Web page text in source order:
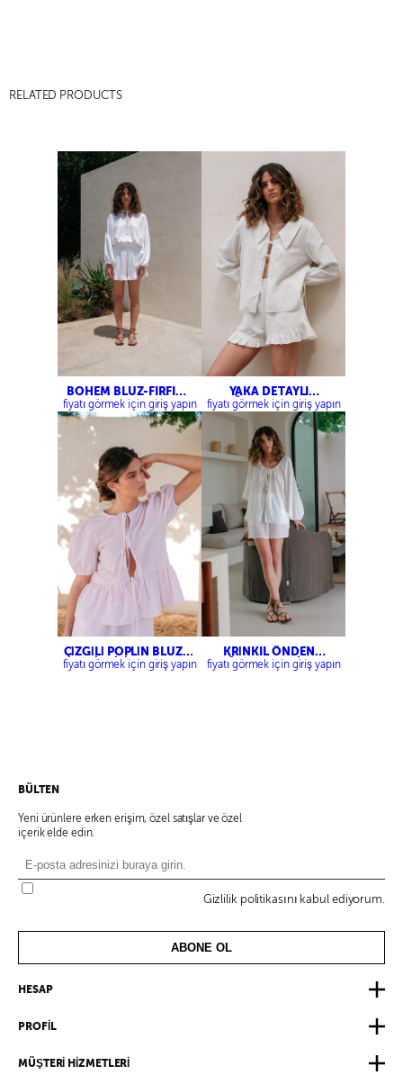
RELATED PRODUCTS
BOHEM BLUZ-FIRFIR
DETAYLI ŞORT
fiyatı görmek için giriş yapın
YAKA DETAYLI
BAĞLAMALI BLUZ-
FIRFIR DETAYLI ŞORT
fiyatı görmek için giriş yapın
ÇİZGİLİ POPLİN BLUZ-
ÇİZGİLİ ŞORT
fiyatı görmek için giriş yapın
KRİNKIL ÖNDEN
BAĞLAMALI KRİNKIL
BLUZ-KRİNKIL BELİ
fiyatı görmek için giriş yapın
BÜLTEN
Yeni ürünlere erken erişim, özel satışlar ve özel
içerik elde edin.
Gizlilik politikasını kabul ediyorum.
ABONE OL
HESAP
PROFİL
MÜŞTERİ HİZMETLERİ